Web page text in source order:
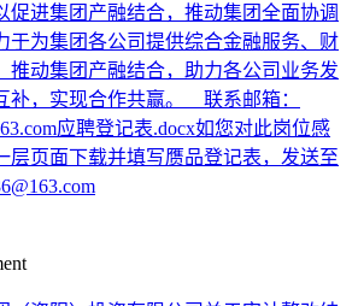
促进集团产融结合，推动集团全面协调
于为集团各公司提供综合金融服务、财
推动集团产融结合，助力各公司业务发
补，实现合作共赢。 联系邮箱：
应聘登记表.docx如您对此岗位感
层页面下载并填写赝品登记表，发送至